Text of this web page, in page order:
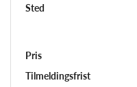
Sted
Pris
Tilmeldingsfrist